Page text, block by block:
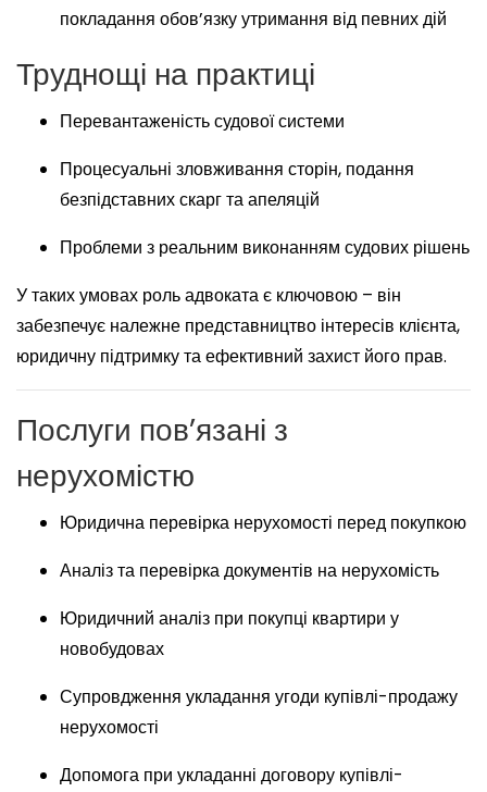
покладання обов’язку утримання від певних дій
Труднощі на практиці
Перевантаженість судової системи
Процесуальні зловживання сторін, подання
безпідставних скарг та апеляцій
Проблеми з реальним виконанням судових рішень
У таких умовах роль адвоката є ключовою – він
забезпечує належне представництво інтересів клієнта,
юридичну підтримку та ефективний захист його прав.
Послуги пов’язані з
нерухомістю
Юридична перевірка нерухомості перед покупкою
Аналіз та перевірка документів на нерухомість
Юридичний аналіз при покупці квартири у
новобудовах
Супровдження укладання угоди купівлі-продажу
нерухомості
Допомога при укладанні договору купівлі-